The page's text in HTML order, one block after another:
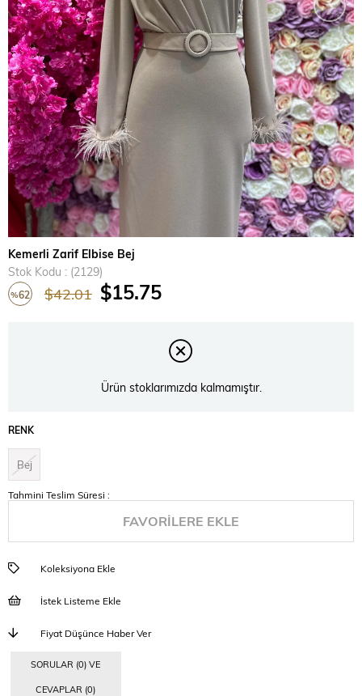
Kemerli Zarif Elbise Bej
Stok Kodu
(2129)
%62 $42.01 $15.75
Ürün stoklarımızda kalmamıştır.
RENK
Bej
Tahmini Teslim Süresi :
FAVORILERE EKLE
Koleksiyona Ekle
İstek Listeme Ekle
Fiyat Düşünce Haber Ver
SORULAR (0) VE
CEVAPLAR (0)